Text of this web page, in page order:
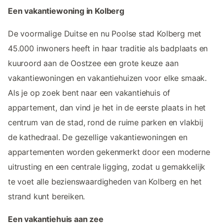
Een vakantiewoning in Kolberg
De voormalige Duitse en nu Poolse stad Kolberg met
45.000 inwoners heeft in haar traditie als badplaats en
kuuroord aan de Oostzee een grote keuze aan
vakantiewoningen en vakantiehuizen voor elke smaak.
Als je op zoek bent naar een vakantiehuis of
appartement, dan vind je het in de eerste plaats in het
centrum van de stad, rond de ruime parken en vlakbij
de kathedraal. De gezellige vakantiewoningen en
appartementen worden gekenmerkt door een moderne
uitrusting en een centrale ligging, zodat u gemakkelijk
te voet alle bezienswaardigheden van Kolberg en het
strand kunt bereiken.
Een vakantiehuis aan zee